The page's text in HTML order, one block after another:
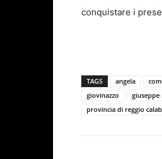
conquistare i
TAGS angela
giovinazzo
giuseppe
provincia di reggio